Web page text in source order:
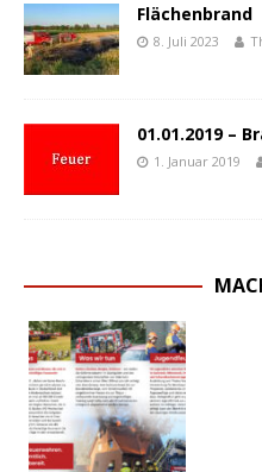
Flächenbrand
8. Juli 2023
01.01.2019 –
1. Januar 2019